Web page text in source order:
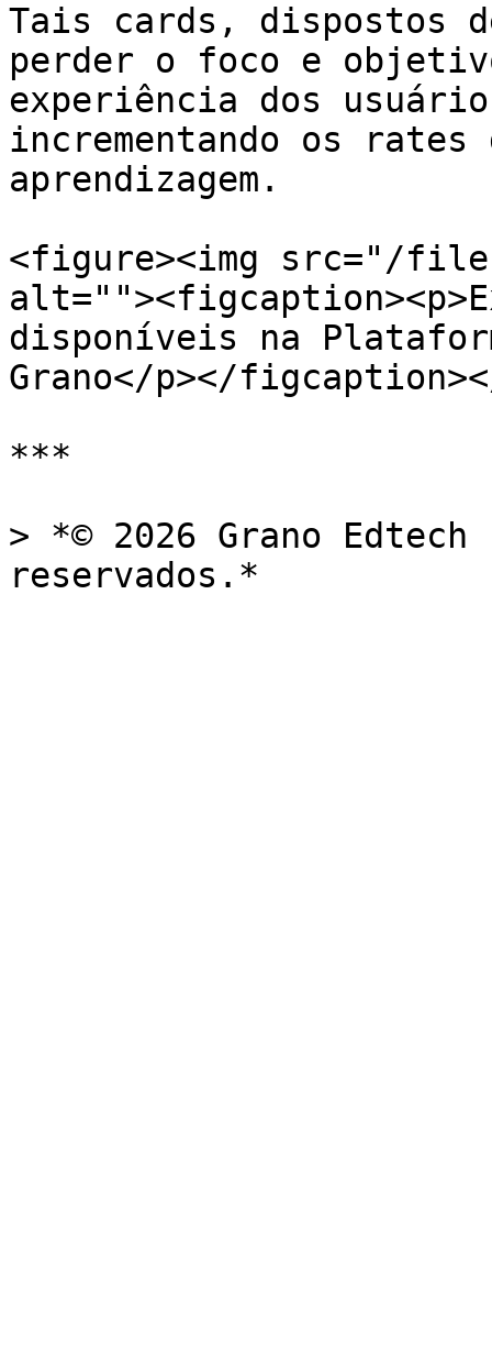
Tais cards, dispostos
perder o foco e
experiência dos
incrementando os
aprendizagem.
<figure><img src="/files/
disponíveis na
Grano</p></
***
> *© 2026 Grano